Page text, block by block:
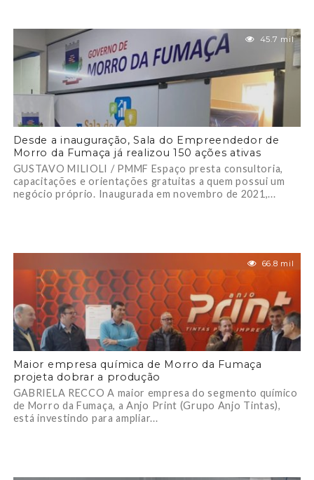
45.7 mil
Desde a inauguração, Sala do Empreendedor de
Morro da Fumaça já realizou 150 ações ativas
GUSTAVO MILIOLI / PMMF Espaço presta consultoria,
capacitações e orientações gratuitas a quem possui um
negócio próprio. Inaugurada em novembro de 2021,...
66.8 mil
Maior empresa química de Morro da Fumaça
projeta dobrar a produção
GABRIELA RECCO A maior empresa do segmento químico
de Morro da Fumaça, a Anjo Print (Grupo Anjo Tintas),
está investindo para ampliar...